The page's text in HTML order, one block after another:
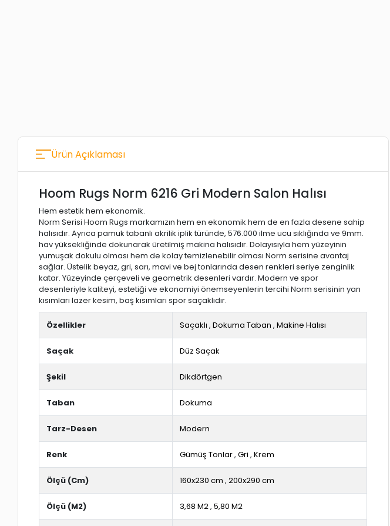
Ürün Açıklaması
Hoom Rugs Norm 6216 Gri Modern Salon Halısı
Hem estetik hem ekonomik.
Norm Serisi Hoom Rugs markamızın hem en ekonomik hem de en fazla desene sahip
halısıdır. Ayrıca pamuk tabanlı akrilik iplik türünde, 576.000 ilme ucu sıklığında ve 9mm.
hav yüksekliğinde dokunarak üretilmiş makina halısıdır. Dolayısıyla hem yüzeyinin
yumuşak dokulu olması hem de kolay temizlenebilir olması Norm serisine avantaj
sağlar. Üstelik beyaz, gri, sarı, mavi ve bej tonlarında desen renkleri seriye zenginlik
katar. Yüzeyinde çerçeveli ve geometrik desenleri vardır. Modern ve spor
desenleriyle kaliteyi, estetiği ve ekonomiyi önemseyenlerin tercihi Norm serisinin yan
kısımları lazer kesim, baş kısımları spor saçaklıdır.
Özellikler Saçaklı ,Dokuma Taban ,Makine Halısı
Saçak Düz Saçak
Şekil Dikdörtgen
Taban Dokuma
Tarz-Desen Modern
Renk Gümüş Tonlar,Gri ,Krem
Ölçü (Cm) 160x230 cm ,200x290 cm
Ölçü (M2) 3,68 M2,5,80 M2